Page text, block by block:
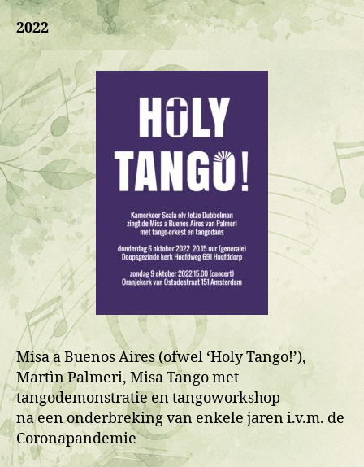
2022
Misa a Buenos Aires (ofwel ‘Holy Tango!’),
Martìn Palmeri, Misa Tango met
tangodemonstratie en tangoworkshop
na een onderbreking van enkele jaren i.v.m. de
Coronapandemie